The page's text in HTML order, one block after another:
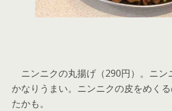
ニンニクの丸揚げ（290円）。ニン
かなりうまい。ニンニクの皮をめく
たかも。